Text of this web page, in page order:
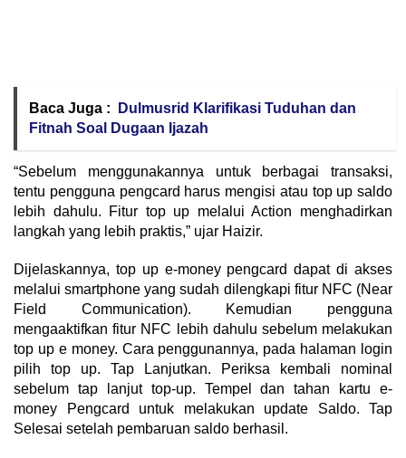
Baca Juga :
Dulmusrid Klarifikasi Tuduhan dan
Fitnah Soal Dugaan Ijazah
“Sebelum menggunakannya untuk berbagai transaksi,
tentu pengguna pengcard harus mengisi atau top up saldo
lebih dahulu. Fitur top up melalui Action menghadirkan
langkah yang lebih praktis,” ujar Haizir.
Dijelaskannya, top up e-money pengcard dapat di akses
melalui smartphone yang sudah dilengkapi fitur NFC (Near
Field Communication). Kemudian pengguna
mengaaktifkan fitur NFC lebih dahulu sebelum melakukan
top up e money. Cara penggunannya, pada halaman login
pilih top up. Tap Lanjutkan. Periksa kembali nominal
sebelum tap lanjut top-up. Tempel dan tahan kartu e-
money Pengcard untuk melakukan update Saldo. Tap
Selesai setelah pembaruan saldo berhasil.